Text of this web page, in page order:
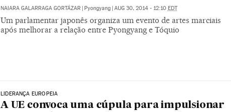
NAIARA GALARRAGA GORTÁZAR Pyongyang AUG 30, 2014 - 12:10 EDT
Um parlamentar japonês organiza um evento de artes marciais
após melhorar a relação entre Pyongyang e Tóquio
LIDERANÇA EUROPEIA
A UE convoca uma cúpula para impulsionar